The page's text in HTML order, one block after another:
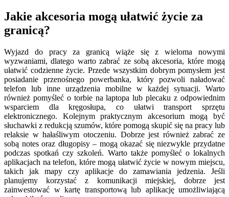
Jakie akcesoria mogą ułatwić życie za
granicą?
Wyjazd do pracy za granicą wiąże się z wieloma nowymi
wyzwaniami, dlatego warto zabrać ze sobą akcesoria, które mogą
ułatwić codzienne życie. Przede wszystkim dobrym pomysłem jest
posiadanie przenośnego powerbanka, który pozwoli naładować
telefon lub inne urządzenia mobilne w każdej sytuacji. Warto
również pomyśleć o torbie na laptopa lub plecaku z odpowiednim
wsparciem dla kręgosłupa, co ułatwi transport sprzętu
elektronicznego. Kolejnym praktycznym akcesorium mogą być
słuchawki z redukcją szumów, które pomogą skupić się na pracy lub
relaksie w hałaśliwym otoczeniu. Dobrze jest również zabrać ze
sobą notes oraz długopisy – mogą okazać się niezwykle przydatne
podczas spotkań czy szkoleń. Warto także pomyśleć o lokalnych
aplikacjach na telefon, które mogą ułatwić życie w nowym miejscu,
takich jak mapy czy aplikacje do zamawiania jedzenia. Jeśli
planujemy korzystać z komunikacji miejskiej, dobrze jest
zainwestować w kartę transportową lub aplikację umożliwiającą